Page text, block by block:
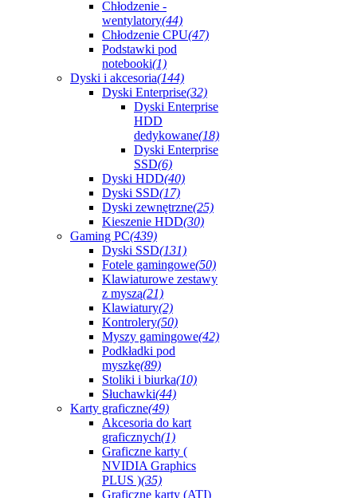
Chłodzenie -
wentylatory(44)
Chłodzenie CPU(47)
Podstawki pod
notebooki(1)
Dyski i akcesoria(144)
Dyski Enterprise(32)
Dyski Enterprise
HDD
dedykowane(18)
Dyski Enterprise
SSD(6)
Dyski HDD(40)
Dyski SSD(17)
Dyski zewnętrzne(25)
Kieszenie HDD(30)
Gaming PC(439)
Dyski SSD(131)
Fotele gamingowe(50)
Klawiaturowe zestawy
z myszą(21)
Klawiatury(2)
Kontrolery(50)
Myszy gamingowe(42)
Podkładki pod
myszkę(89)
Stoliki i biurka(10)
Słuchawki(44)
Karty graficzne(49)
Akcesoria do kart
graficznych(1)
Graficzne karty (
NVIDIA Graphics
PLUS )(35)
Graficzne karty (ATI)